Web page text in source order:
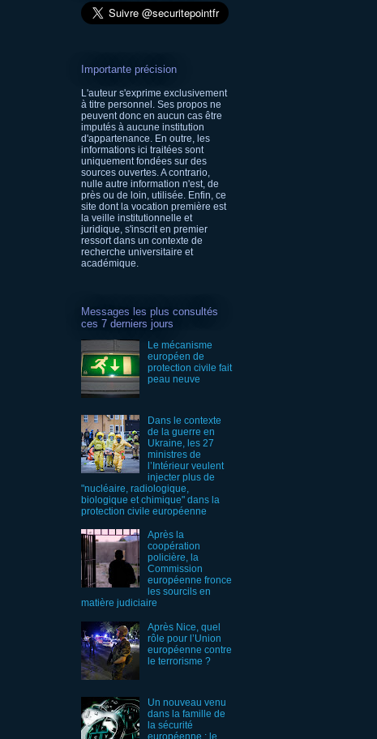
Importante précision
L'auteur s'exprime exclusivement
à titre personnel. Ses propos ne
peuvent donc en aucun cas être
imputés à aucune institution
d'appartenance. En outre, les
informations ici traitées sont
uniquement fondées sur des
sources ouvertes. A contrario,
nulle autre information n'est, de
près ou de loin, utilisée. Enfin, ce
site dont la vocation première est
la veille institutionnelle et
juridique, s'inscrit en premier
ressort dans un contexte de
recherche universitaire et
académique.
Messages les plus consultés
ces 7 derniers jours
Le mécanisme
européen de
protection civile fait
peau neuve
Dans le contexte
de la guerre en
Ukraine, les 27
ministres de
l’Intérieur veulent
injecter plus de
"nucléaire, radiologique,
biologique et chimique" dans la
protection civile européenne
Après la
coopération
policière, la
Commission
européenne fronce
les sourcils en
matière judiciaire
Après Nice, quel
rôle pour l’Union
européenne contre
le terrorisme ?
Un nouveau venu
dans la famille de
la sécurité
européenne : le